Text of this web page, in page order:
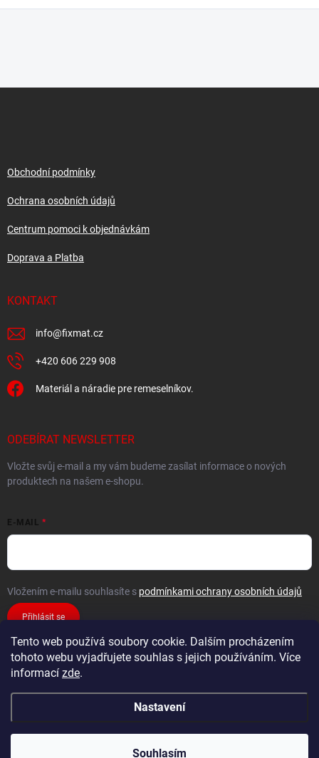
Tento web používá soubory cookie. Dalším procházením
tohoto webu vyjadřujete souhlas s jejich používáním. Více
informací zde.
Nastavení
Souhlasím
Obchodní podmínky
Ochrana osobních údajů
Centrum pomoci k objednávkám
Doprava a Platba
KONTAKT
info@fixmat.cz
+420 606 229 908
Materiál a náradie pre remeselníkov.
ODEBÍRAT NEWSLETTER
Vložte svůj e-mail a my vám budeme zasílat informace o nových
produktech na našem e-shopu.
E-MAIL
Vložením e-mailu souhlasíte s podmínkami ochrany osobních údajů
Přihlásit se
FiXMAT . Všechna práva vyhrazena.